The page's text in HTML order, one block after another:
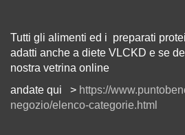
Tutti gli alimenti ed i preparati
adatti anche a diete VLCKD e se
nostra vetrina online
andate qui > https://
negozio/elenco-categorie.html